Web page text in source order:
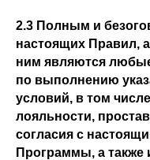
2.3 Полным и
настоящих Правил,
ним являются
по выполнению
условий, в том
лояльности,
согласия с
Программы, а также